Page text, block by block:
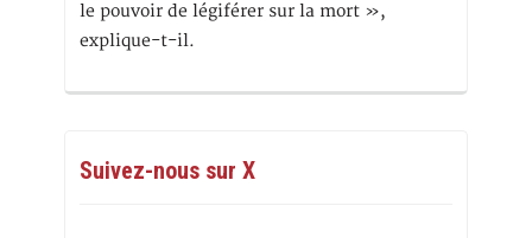
le pouvoir de légiférer sur la mort »,
explique-t-il.
Suivez-nous sur X